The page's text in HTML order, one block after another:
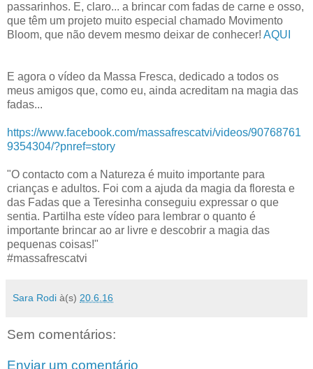
passarinhos. E, claro... a brincar com fadas de carne e osso,
que têm um projeto muito especial chamado Movimento
Bloom, que não devem mesmo deixar de conhecer! AQUI
E agora o vídeo da Massa Fresca, dedicado a todos os
meus amigos que, como eu, ainda acreditam na magia das
fadas...
https://www.facebook.com/massafrescatvi/videos/90768761
9354304/?pnref=story
"O contacto com a Natureza é muito importante para
crianças e adultos. Foi com a ajuda da magia da floresta e
das Fadas que a Teresinha conseguiu expressar o que
sentia. Partilha este vídeo para lembrar o quanto é
importante brincar ao ar livre e descobrir a magia das
pequenas coisas!"
#massafrescatvi
Sara Rodi à(s) 20.6.16
Sem comentários:
Enviar um comentário